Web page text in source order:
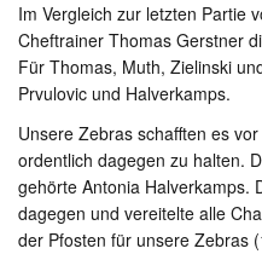
Im Vergleich zur letzten Partie
Cheftrainer Thomas Gerstner
Für Thomas, Muth, Zielinski
Prvulovic und Halverkamps.
Unsere Zebras schafften es
ordentlich dagegen zu halten.
gehörte Antonia Halverkamps.
dagegen und vereitelte alle
der Pfosten für unsere Zebras